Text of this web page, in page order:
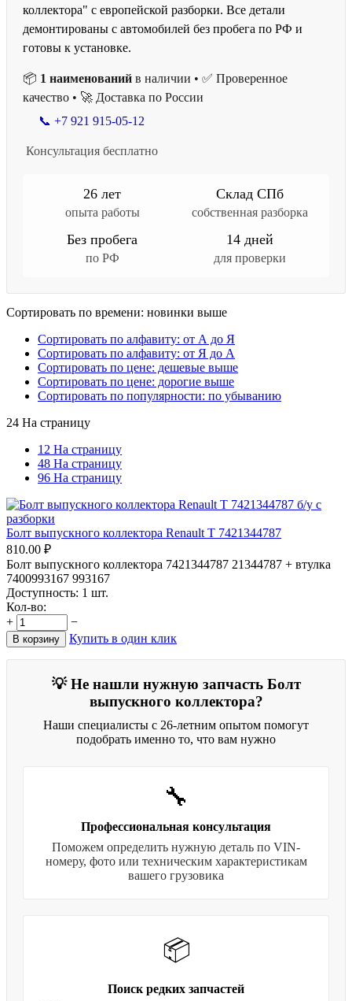
коллектора" с европейской разборки. Все детали
демонтированы с автомобилей без пробега по РФ и
готовы к установке.
📦 1 наименований в наличии • ✅ Проверенное
качество • 🚀 Доставка по России
📞 +7 921 915-05-12
Консультация бесплатно
26 лет
опыта работы
Склад СПб
собственная разборка
Без пробега
по РФ
14 дней
для проверки
Сортировать по времени: новинки выше
Сортировать по алфавиту: от А до Я
Сортировать по алфавиту: от Я до А
Сортировать по цене: дешевые выше
Сортировать по цене: дорогие выше
Сортировать по популярности: по убыванию
24 На страницу
12 На страницу
48 На страницу
96 На страницу
Болт выпускного коллектора Renault T 7421344787
810.00 ₽
Болт выпускного коллектора 7421344787 21344787 + втулка
7400993167 993167
Доступность: 1 шт.
Кол-во:
+
−
В корзину Купить в один клик
💡 Не нашли нужную запчасть Болт
выпускного коллектора?
Наши специалисты с 26-летним опытом помогут
подобрать именно то, что вам нужно
🔧
Профессиональная консультация
Поможем определить нужную деталь по VIN-
номеру, фото или техническим характеристикам
вашего грузовика
📦
Поиск редких запчастей